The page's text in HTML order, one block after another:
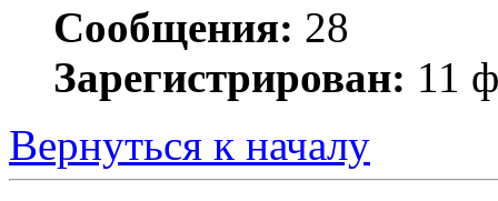
Сообщения: 28
Зарегистрирован: 11
Вернуться к началу